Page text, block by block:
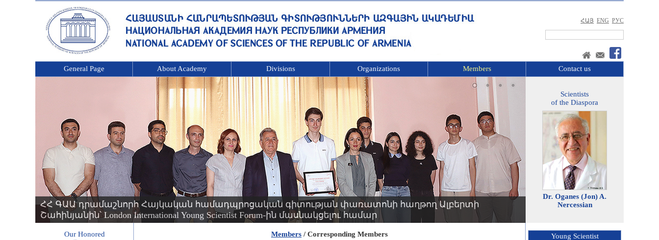
ՀԱՅ ENG РУС
General Page About Academy Divisions Organizations Members Contact us
ՀՀ ԳԱԱ դրամաշնորհ Հայկական համադպրոցական գիտության փառատոնի հաղթող Ալբերտի
Շահինյանին՝ London International Young Scientist Forum-ին մասնակցելու համար
Scientists
of the Diaspora
Dr. Oganes (Jon) A.
Nercessian
Our Honored
Members / Corresponding Members
Young Scientist